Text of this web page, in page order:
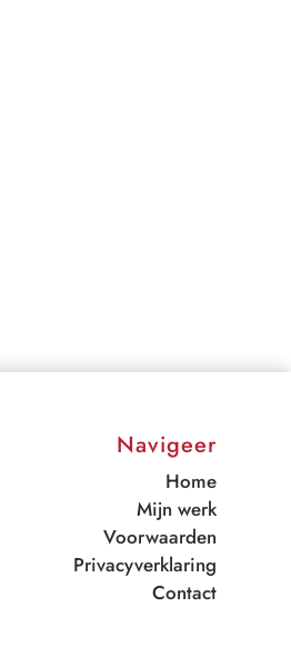
Navigeer
Home
Mijn werk
Voorwaarden
Privacyverklaring
Contact